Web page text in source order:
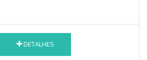
DETALHES